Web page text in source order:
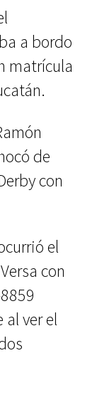
a bordo
matrícula
de
con
el
con
ver el